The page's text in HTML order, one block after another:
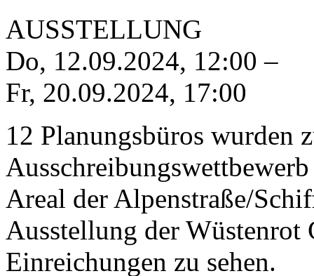
AUSSTELLUNG
Do, 12.09.2024, 12:00 –
Fr, 20.09.2024, 17:00
12 Planungsbüros wurden
Areal der Alpenstraße/
Ausstellung der Wüstenrot
Einreichungen zu sehen.